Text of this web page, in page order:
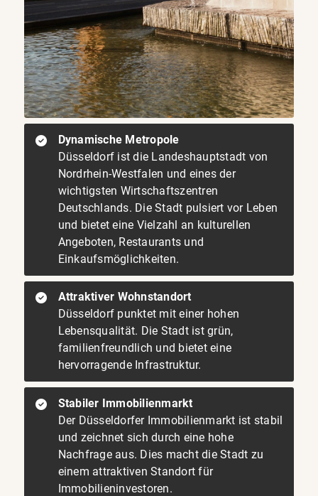
Dynamische Metropole
Düsseldorf ist die Landeshauptstadt von
Nordrhein-Westfalen und eines der
wichtigsten Wirtschaftszentren
Deutschlands. Die Stadt pulsiert vor Leben
und bietet eine Vielzahl an kulturellen
Angeboten, Restaurants und
Einkaufsmöglichkeiten.
Attraktiver Wohnstandort
Düsseldorf punktet mit einer hohen
Lebensqualität. Die Stadt ist grün,
familienfreundlich und bietet eine
hervorragende Infrastruktur.
Stabiler Immobilienmarkt
Der Düsseldorfer Immobilienmarkt ist stabil
und zeichnet sich durch eine hohe
Nachfrage aus. Dies macht die Stadt zu
einem attraktiven Standort für
Immobilieninvestoren.